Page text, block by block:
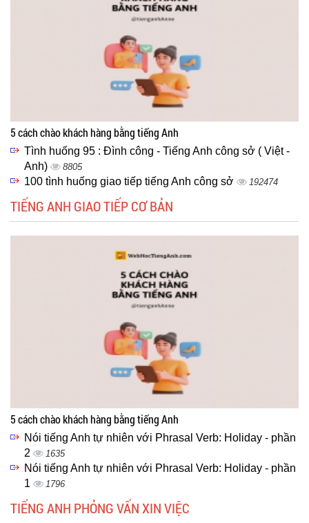
5 cách chào khách hàng bằng tiếng Anh
Tình huống 95 : Đình công - Tiếng Anh công sở ( Việt -
Anh)
8805
100 tình huống giao tiếp tiếng Anh công sở 192474
TIẾNG ANH GIAO TIẾP CƠ BẢN
5 cách chào khách hàng bằng tiếng Anh
Nói tiếng Anh tự nhiên với Phrasal Verb: Holiday - phần
2
1635
Nói tiếng Anh tự nhiên với Phrasal Verb: Holiday - phần
1
1796
TIẾNG ANH PHỎNG VẤN XIN VIỆC